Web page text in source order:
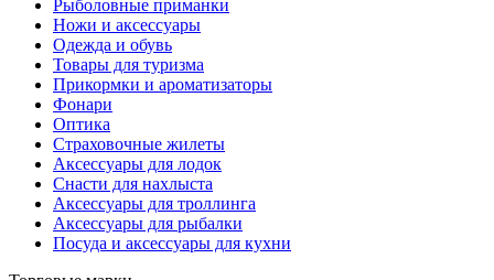
Рыболовные приманки
Ножи и аксессуары
Одежда и обувь
Товары для туризма
Прикормки и ароматизаторы
Фонари
Оптика
Страховочные жилеты
Аксессуары для лодок
Снасти для нахлыста
Аксессуары для троллинга
Аксессуары для рыбалки
Посуда и аксессуары для кухни